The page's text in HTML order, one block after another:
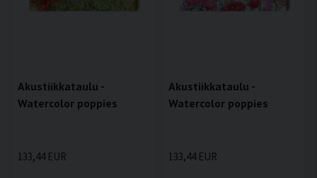
Akustiikkataulu -
Watercolor poppies
133,44 EUR
Akustiikkataulu -
Watercolor poppies
133,44 EUR